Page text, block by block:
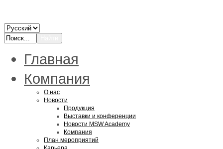
Главная
Компания
О нас
Новости
Продукция
Выставки и конференции
Новости MSW Academy
Компания
План мероприятий